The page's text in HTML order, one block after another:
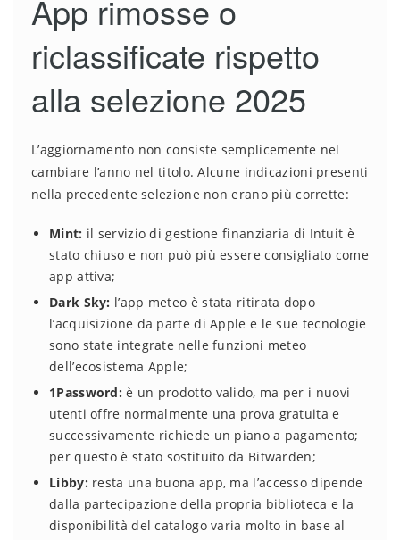
App rimosse o
riclassificate rispetto
alla selezione 2025
L’aggiornamento non consiste semplicemente nel
cambiare l’anno nel titolo. Alcune indicazioni presenti
nella precedente selezione non erano più corrette:
Mint: il servizio di gestione finanziaria di Intuit è
stato chiuso e non può più essere consigliato come
app attiva;
Dark Sky: l’app meteo è stata ritirata dopo
l’acquisizione da parte di Apple e le sue tecnologie
sono state integrate nelle funzioni meteo
dell’ecosistema Apple;
1Password: è un prodotto valido, ma per i nuovi
utenti offre normalmente una prova gratuita e
successivamente richiede un piano a pagamento;
per questo è stato sostituito da Bitwarden;
Libby: resta una buona app, ma l’accesso dipende
dalla partecipazione della propria biblioteca e la
disponibilità del catalogo varia molto in base al